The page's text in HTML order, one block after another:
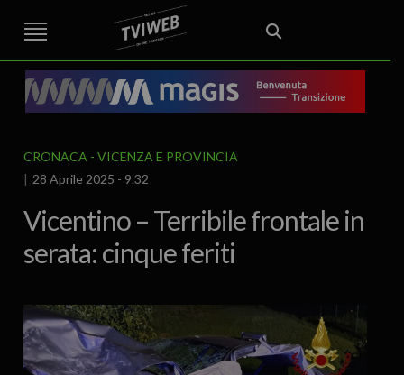
STREET TG CRONACA VENETO
VICENZA E PROVINCIA
AREA BERICA
ECONOMIA ATTUALITA’ POLITICA
EDITORIALE ITALIA E MONDO CURIOSITÀ – LIFESTYLE
CULTURA ARTE
SPORT
IL GRAFFIO FOOD & DRINK
CRONACA
VICENZA E PROVINCIA
28 Aprile 2025 - 9.32
Vicentino – Terribile frontale in
serata: cinque feriti